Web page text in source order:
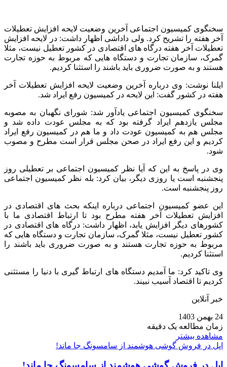
سخنگوی کمیسیون اجتماعی آخرین وضعیت لایحه افزایش تعطیلات
آخر هفته را تشریح کرد. ولی داداشی اظهار داشت: در لایحه افزایش
تعطیلات آخر هفته درگاه‌ های اقتصادی در کشور تعطیل نیست، مثلا
گمرک، سازمان تجارت و دستگاه‌ هایی که مربوط به حوزه تجارت
هستند و به صورت ضروری باید باشند را استثنا کردیم.
ایلنا نوشت: وی درباره آخرین وضعیت لایحه افزایش تعطیلات آخر
هفته در کشور گفت: این لایحه در کمیسیون رفع ایراد شد.
سخنگوی کمیسیون اجتماعی یادآور شد: شورای نگهبان به مصوبه
مجلس یازدهم ایراد گرفته بود که به مجلس عودت داده شد و
مجلس هم به کمیسیون عودت داد و ما هم در کمیسیون رفع ایراد
کردیم و این رفع ایراد در صحن مجلس قرار است مطرح و مصوب
شود.
وی در پاسخ به این‌ که آیا نظر کمیسیون اجتماعی بر تعطیلی روز
پنجشنبه است یا روزی دیگر، بیان کرد: بله نظر کمیسیون اجتماعی
روز پنجشنبه است.
این عضو کمیسیون اجتماعی درباره اینکه بحث‌ های اقتصادی در
افزایش تعطیلات آخر هفته مطرح بود تا ارتباط اقتصادی ما با
کشورهای دیگر افزایش یابد، اظهار داشت: درگاه‌ های اقتصادی در
کشور تعطیل نیست، مثلا گمرک، سازمان تجارت و دستگاه‌ هایی که
مربوط به حوزه تجارت هستند و به صورت ضروری باید باشند را
استثنا کردیم.
وی تاکید کرد: ما آمدیم دستگاه‌ های ارتباط‌ گیری با دنیا را مستثنی
کردیم تا اقتصاد آسیب نبیند.
خبر آنلاین
24 بهمن 1403
زمان مطالعه یک دقیقه
مشاهده بیشتر
اپل در فروش گوشی هوشمند از سامسونگ جا ماند!